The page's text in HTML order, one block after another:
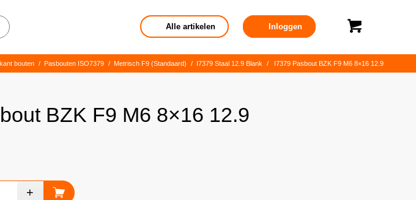
Alle artikelen Inloggen
bouten / Pasbouten ISO7379 / Metrisch F9 (Standaard) / I7379 Staal 12.9 Blank / I7379 Pasbout BZK F9 M6 8×16 12.9
BZK F9 M6 8×16 12.9